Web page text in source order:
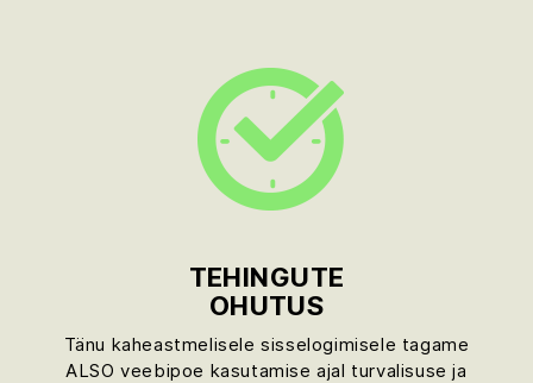
TEHINGUTE
OHUTUS
Tänu kaheastmelisele sisselogimisele tagame
ALSO veebipoe kasutamise ajal turvalisuse ja